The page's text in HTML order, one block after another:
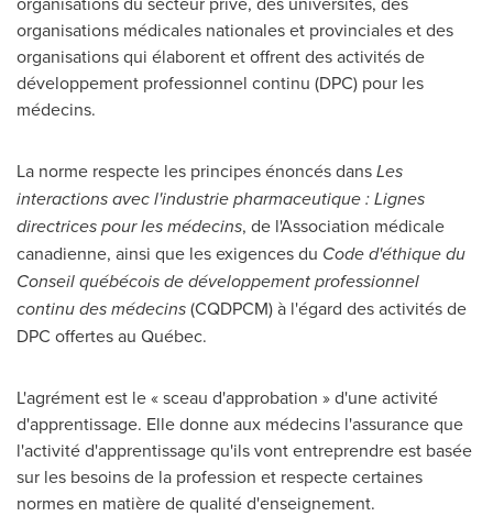
organisations médicales nationales et provinciales et des
organisations qui élaborent et offrent des activités de
développement professionnel continu (DPC) pour les
médecins.
La norme respecte les principes énoncés dansLes
interactions avec l'industrie pharmaceutique : Lignes
directrices pour les médecins, de l'Association médicale
canadienne, ainsi que les exigences du Code d'éthique du
Conseil québécois de développement professionnel
continu des médecins(CQDPCM) à l'égard des activités de
DPC offertes au Québec.
L'agrément est le « sceau d'approbation » d'une activité
d'apprentissage. Elle donne aux médecins l'assurance que
l'activité d'apprentissage qu'ils vont entreprendre est basée
sur les besoins de la profession et respecte certaines
normes en matière de qualité d'enseignement.